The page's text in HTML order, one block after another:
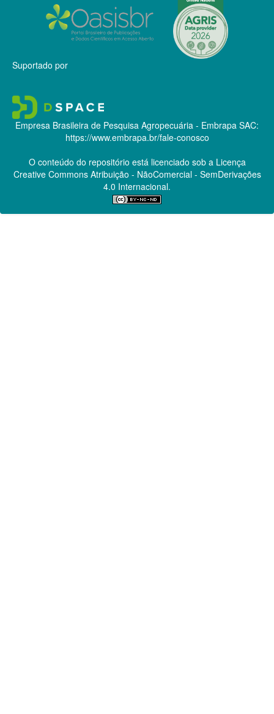
Suportado por
Empresa Brasileira de Pesquisa Agropecuária - Embrapa SAC:
https://www.embrapa.br/fale-conosco
O conteúdo do repositório está licenciado sob a Licença
Creative CommonsAtribuição - NãoComercial - SemDerivações
4.0 Internacional.